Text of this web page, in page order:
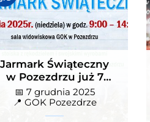
atrakcje, występy i
z Mikołajem
2025
Pozezdrze
Jarmark Świąteczny
w Pozezdrzu już 7
grudnia. Rodzinne
atrakcje, występy i
spotkanie z
📅 7 grudnia 2025
📍 GOK Pozezdrze